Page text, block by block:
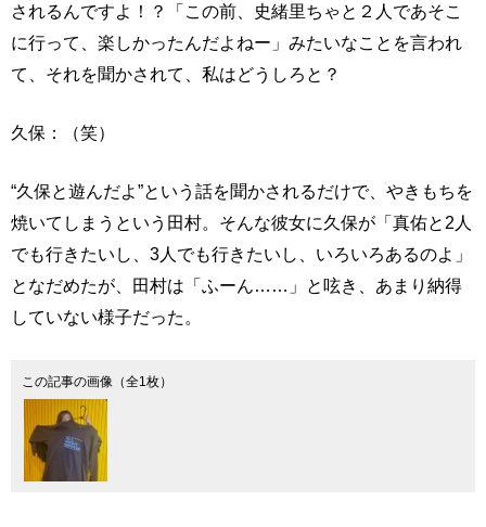
されるんですよ！？「この前、史緒里ちゃと２人であそこ
に行って、楽しかったんだよねー」みたいなことを言われ
て、それを聞かされて、私はどうしろと？
久保：（笑）
“久保と遊んだよ”という話を聞かされるだけで、やきもちを
焼いてしまうという田村。そんな彼女に久保が「真佑と2人
でも行きたいし、3人でも行きたいし、いろいろあるのよ」
となだめたが、田村は「ふーん……」と呟き、あまり納得
していない様子だった。
この記事の画像（全1枚）